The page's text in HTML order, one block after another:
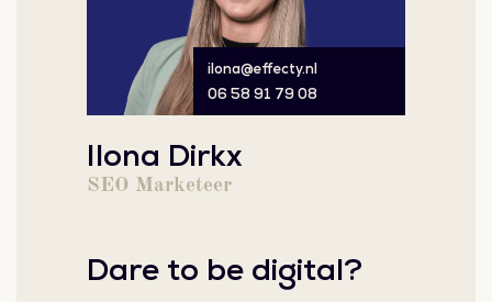
ilona@effecty.nl
06 58 91 79 08
Ilona Dirkx
SEO Marketeer
Dare to be digital?